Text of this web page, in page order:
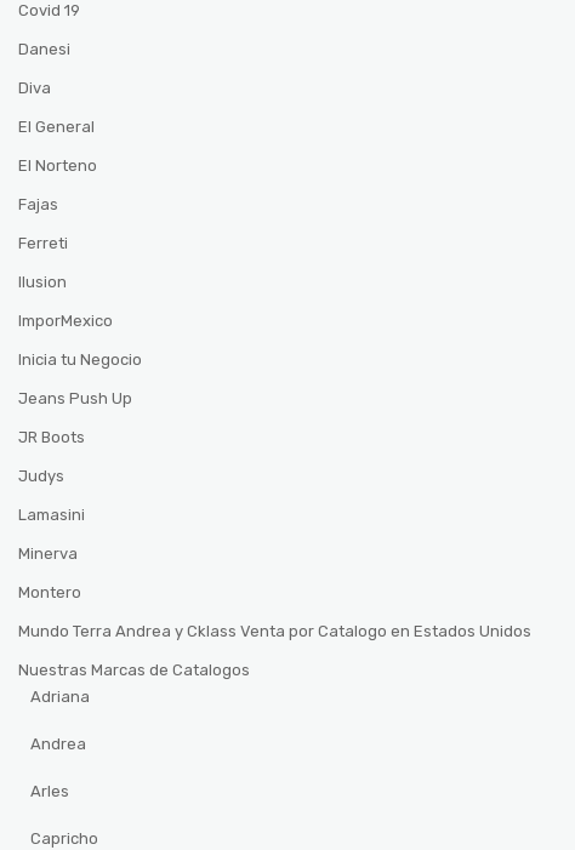
Covid 19
Danesi
Diva
El General
El Norteno
Fajas
Ferreti
Ilusion
ImporMexico
Inicia tu Negocio
Jeans Push Up
JR Boots
Judys
Lamasini
Minerva
Montero
Mundo Terra Andrea y Cklass Venta por Catalogo en Estados Unidos
Nuestras Marcas de Catalogos
Adriana
Andrea
Arles
Capricho